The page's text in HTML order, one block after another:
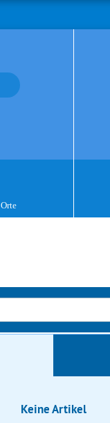
Orte
Keine Artikel